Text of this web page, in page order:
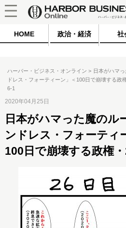
HOME 政治・経済 社
ハーバー・ビジネス・オンライン
日本がハマ
ドレス・フォーティーン」＜100日で崩壊する政
6-1
2020年04月25日
日本がハマった魔のル
ンドレス・フォーティ
100日で崩壊する政権